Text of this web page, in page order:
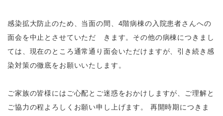
感染拡大防止のため、当面の間、4階病棟の入院患者さんへの
面会を中止とさせていただ きます。その他の病棟につきまし
ては、現在のところ通常通り面会いただけますが、引き続き感
染対策の徹底をお願いいたします。
ご家族の皆様にはご心配とご迷惑をおかけしますが、ご理解と
ご協力の程よろしくお願い申し上げます。 再開時期につきま